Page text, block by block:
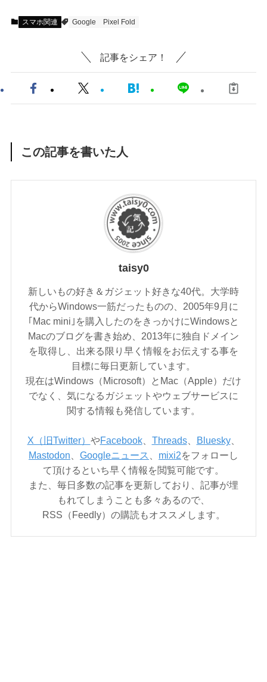
スマホ関連 Google Pixel Fold
記事をシェア！
この記事を書いた人
taisy0
新しいもの好き＆ガジェット好きな40代。大学時
代からWindows一筋だったものの、2005年9月に
｢Mac mini｣を購入したのをきっかけにWindowsと
Macのブログを書き始め、2013年に独自ドメイン
を取得し、出来る限り早く情報をお伝えする事を
目標に毎日更新しています。
現在はWindows（Microsoft）とMac（Apple）だけ
でなく、気になるガジェットやウェブサービスに
関する情報も発信しています。
X（旧Twitter） やFacebook、 Threads、 Bluesky、
Mastodon
Googleニュース mixi2をフォローし
て頂けるといち早く情報を閲覧可能です。
また、毎日多数の記事を更新しており、記事が埋
もれてしまうことも多々あるので、
RSS（Feedly）の購読もオススメします。